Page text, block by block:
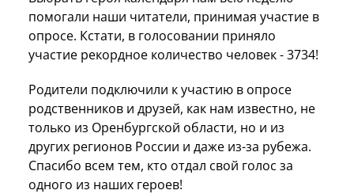
помогали наши читатели, принимая участие в
опросе. Кстати, в голосовании приняло
участие рекордное количество человек - 3734!
Родители подключили к участию в опросе
родственников и друзей, как нам известно, не
только из Оренбургской области, но и из
других регионов России и даже из-за рубежа.
Спасибо всем тем, кто отдал свой голос за
одного из наших героев!